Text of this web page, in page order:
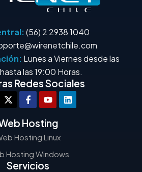
(56) 2 2938 1040
Lunes a Viernes desde las
las 19:00 Horas.
Redes Sociales
Hosting
Hosting Linux
Hosting Windows
Servicios